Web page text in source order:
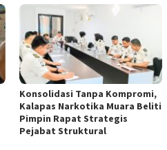
Konsolidasi Tanpa Kompromi,
Kalapas Narkotika Muara Beliti
Pimpin Rapat Strategis
Pejabat Struktural